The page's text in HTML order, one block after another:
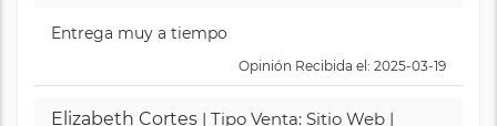
Entrega muy a tiempo
Opinión Recibida el: 2025-03-19
Elizabeth Cortes | Tipo Venta: Sitio Web |